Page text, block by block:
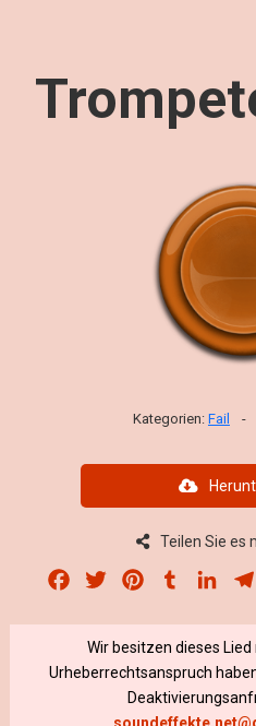
Kategorien: Fail -
Teilen Sie es
Facebook
Twitter PinterestTumblr
Wir besitzen dieses Lied
Urheberrechtsanspruch